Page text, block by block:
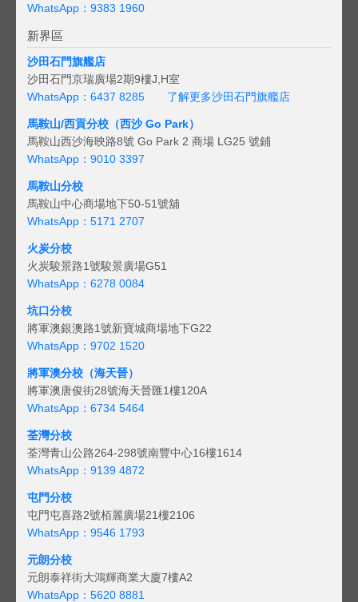
WhatsApp：9383 1960
新界區
沙田石門旗艦店
沙田石門京瑞廣場2期9樓J,H室
WhatsApp：6437 8285
了解更多沙田石門旗艦店
馬鞍山/西貢分校（西沙 Go Park）
馬鞍山西沙海映路8號 Go Park 2 商場 LG25 號鋪
WhatsApp：9010 3397
馬鞍山分校
馬鞍山中心商場地下50-51號舖
WhatsApp：5171 2707
火炭分校
火炭駿景路1號駿景廣場G51
WhatsApp：6278 0084
坑口分校
將軍澳銀澳路1號新寶城商場地下G22
WhatsApp：9702 1520
將軍澳分校（海天晉）
將軍澳唐俊街28號海天晉匯1樓120A
WhatsApp：6734 5464
荃灣分校
荃灣青山公路264-298號南豐中心16樓1614
WhatsApp：9139 4872
屯門分校
屯門屯喜路2號栢麗廣場21樓2106
WhatsApp：9546 1793
元朗分校
元朗泰祥街大鴻輝商業大廈7樓A2
WhatsApp：5620 8881